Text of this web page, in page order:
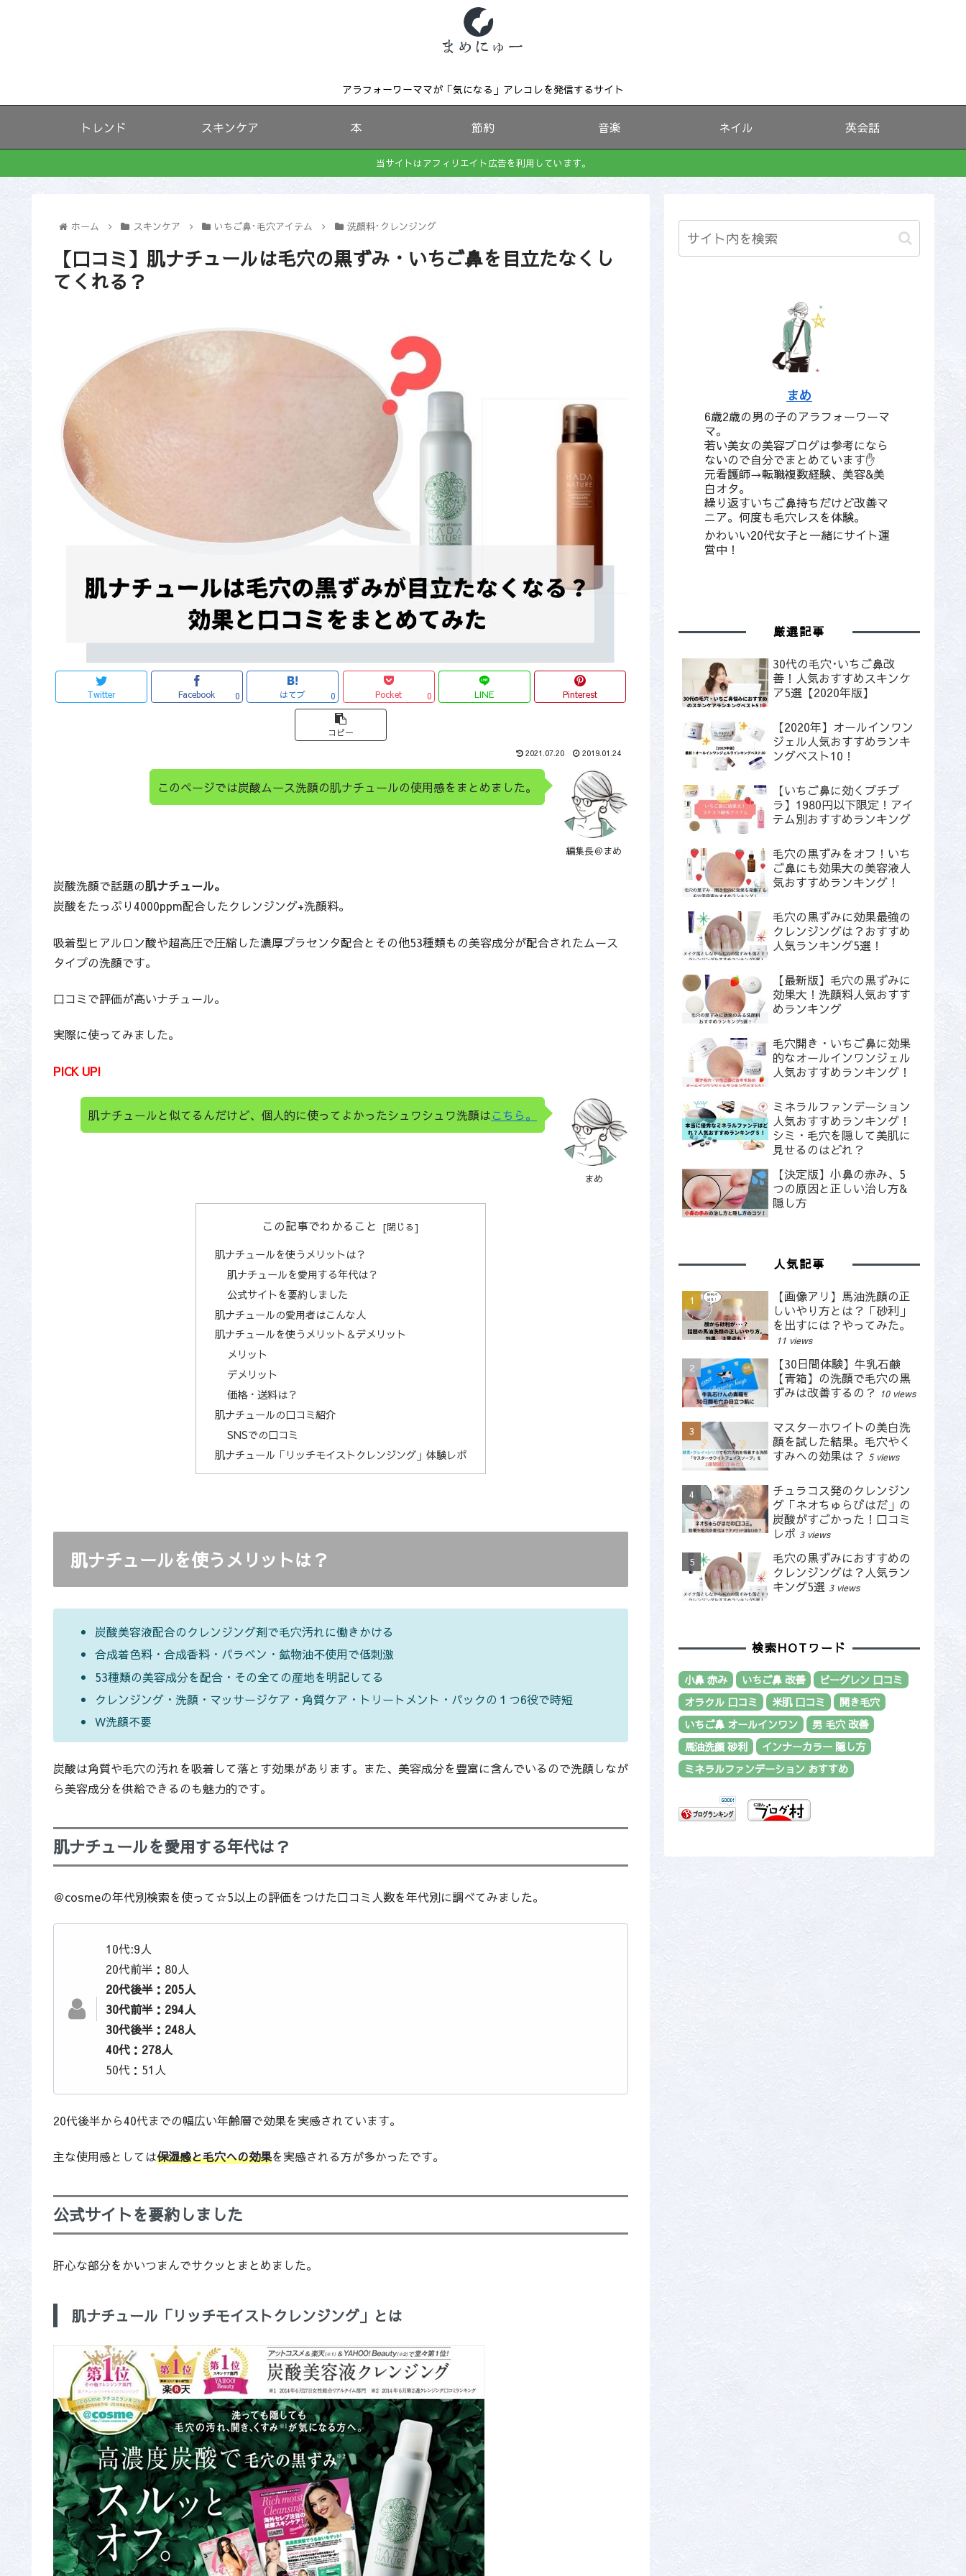
アラフォーワーママが「気になる」アレコレを発信するサイト
トレンド スキンケア 本 節約 音楽 ネイル 英会話
当サイトはアフィリエイト広告を利用しています。
ホーム スキンケア いちご鼻･毛穴アイテム 洗顔料･クレンジング
【口コミ】肌ナチュールは毛穴の黒ずみ・いちご鼻を目立たなくし
てくれる？
Twitter Facebook 0 はてブ 0 Pocket 0 LINE Pinterest
コピー
2021.07.20 2019.01.24
編集長＠まめ
このページでは炭酸ムース洗顔の肌ナチュールの使用感をまとめました。
炭酸洗顔で話題の肌ナチュール。
炭酸をたっぷり4000ppm配合したクレンジング+洗顔料。
吸着型ヒアルロン酸や超高圧で圧縮した濃厚プラセンタ配合とその他53種類もの美容成分が配合されたムース
タイプの洗顔です。
口コミで評価が高いナチュール。
実際に使ってみました。
PICK UP!
まめ
肌ナチュールと似てるんだけど、個人的に使ってよかったシュワシュワ洗顔はこちら。
この記事でわかること
肌ナチュールを使うメリットは？
肌ナチュールを愛用する年代は？
公式サイトを要約しました
肌ナチュールの愛用者はこんな人
肌ナチュールを使うメリット＆デメリット
メリット
デメリット
価格・送料は？
肌ナチュールの口コミ紹介
SNSでの口コミ
肌ナチュール「リッチモイストクレンジング」体験レポ
肌ナチュールを使うメリットは？
炭酸美容液配合のクレンジング剤で毛穴汚れに働きかける
合成着色料・合成香料・パラベン・鉱物油不使用で低刺激
53種類の美容成分を配合・その全ての産地を明記してる
クレンジング・洗顔・マッサージケア・角質ケア・トリートメント・パックの１つ6役で時短
W洗顔不要
炭酸は角質や毛穴の汚れを吸着して落とす効果があります。また、美容成分を豊富に含んでいるので洗顔しなが
ら美容成分を供給できるのも魅力的です。
肌ナチュールを愛用する年代は？
＠cosmeの年代別検索を使って☆5以上の評価をつけた口コミ人数を年代別に調べてみました。
10代:9人
20代前半：80人
20代後半：205人
30代前半：294人
30代後半：248人
40代：278人
50代：51人
20代後半から40代までの幅広い年齢層で効果を実感されています。
主な使用感としては保湿感と毛穴への効果を実感される方が多かったです。
公式サイトを要約しました
肝心な部分をかいつまんでサクッとまとめました。
肌ナチュール「リッチモイストクレンジング」とは
まめ
6歳2歳の男の子のアラフォーワーマ
マ。
若い美女の美容ブログは参考になら
ないので自分でまとめています✋
元看護師→転職複数経験、美容&美
白オタ。
繰り返すいちご鼻持ちだけど改善マ
ニア。何度も毛穴レスを体験。
かわいい20代女子と一緒にサイト運
営中！
厳選記事
30代の毛穴･いちご鼻改
善！人気おすすめスキンケ
ア5選【2020年版】
【2020年】オールインワン
ジェル人気おすすめランキ
ングベスト10！
【いちご鼻に効くプチプ
ラ】1980円以下限定！アイ
テム別おすすめランキング
毛穴の黒ずみをオフ！いち
ご鼻にも効果大の美容液人
気おすすめランキング！
毛穴の黒ずみに効果最強の
クレンジングは？おすすめ
人気ランキング5選！
【最新版】毛穴の黒ずみに
効果大！洗顔料人気おすす
めランキング
毛穴開き・いちご鼻に効果
的なオールインワンジェル
人気おすすめランキング！
ミネラルファンデーション
人気おすすめランキング！
シミ・毛穴を隠して美肌に
見せるのはどれ？
【決定版】小鼻の赤み、5
つの原因と正しい治し方&
隠し方
人気記事
【画像アリ】馬油洗顔の正
しいやり方とは？「砂利」
を出すには？やってみた。
11 views
【30日間体験】牛乳石鹸
【青箱】の洗顔で毛穴の黒
ずみは改善するの？
10 views
マスターホワイトの美白洗
顔を試した結果。毛穴やく
すみへの効果は？ 5 views
チュラコス発のクレンジン
グ「ネオちゅらびはだ」の
炭酸がすごかった！口コミ
レポ 3 views
毛穴の黒ずみにおすすめの
クレンジングは？人気ラン
キング5選 3 views
検索HOTワード
小鼻 赤み いちご鼻 改善
ビーグレン 口コミ
オラクル 口コミ
米肌 口コミ
開き毛穴
いちご鼻 オールインワン
男 毛穴 改善
馬油洗顔 砂利
インナーカラー 隠し方
ミネラルファンデーション おすすめ